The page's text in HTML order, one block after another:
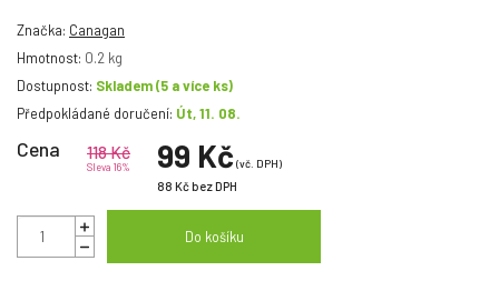
Značka: Canagan
Hmotnost: 0.2 kg
Dostupnost: Skladem(5 a více ks)
Předpokládané doručení: Út, 11. 08.
Cena 118 Kč 99 Kč(vč. DPH)
Sleva 16%
88 Kčbez DPH
Do košíku